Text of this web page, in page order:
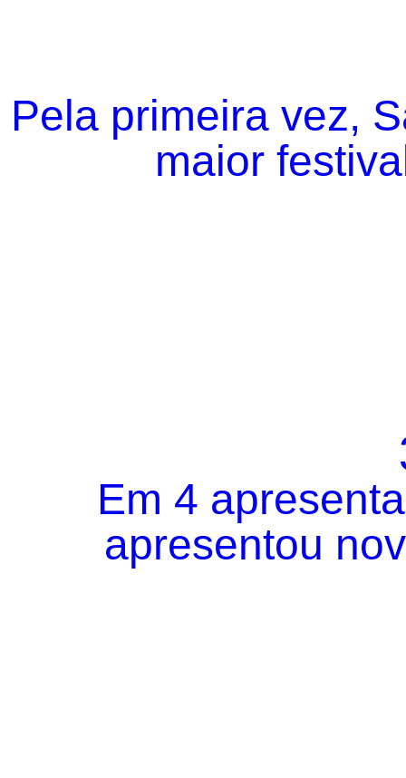
Pela primeira vez,
maior
Em 4
apresentou